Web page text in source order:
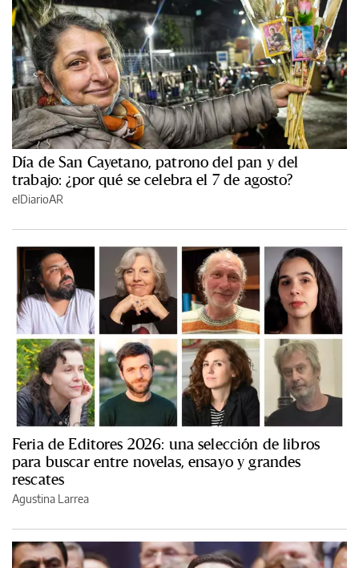
Día de San Cayetano, patrono del pan y del
trabajo: ¿por qué se celebra el 7 de agosto?
elDiarioAR
Feria de Editores 2026: una selección de libros
para buscar entre novelas, ensayo y grandes
rescates
Agustina Larrea